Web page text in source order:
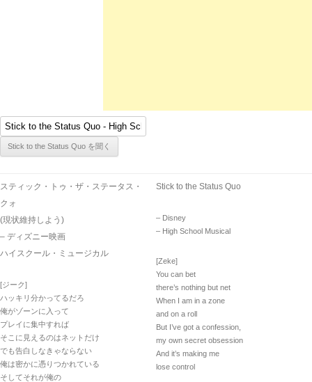
スティック・トゥ・ザ・ステータス・
クォ
(現状維持しよう)
– ディズニー映画
ハイスクール・ミュージカル
[ジーク]
ハッキリ分かってるだろ
俺がゾーンに入って
プレイに集中すれば
そこに見えるのはネットだけ
でも告白しなきゃならない
俺は密かに憑りつかれている
そしてそれが俺の
Stick to the Status Quo
– Disney
– High School Musical
[Zeke]
You can bet
there’s nothing but net
When I am in a zone
and on a roll
But I’ve got a confession,
my own secret obsession
And it’s making me
lose control